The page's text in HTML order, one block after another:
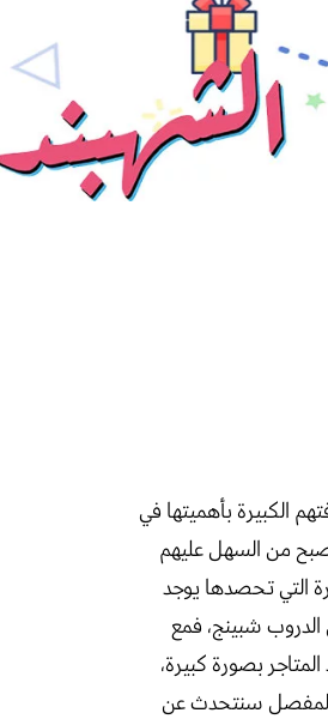
الكبيرة بأهميتها في
من السهل عليهم
التي تحصدها يوجد
الدروب شبينج، فمع
بصورة كبيرة،
المفصل سنتحدث عن